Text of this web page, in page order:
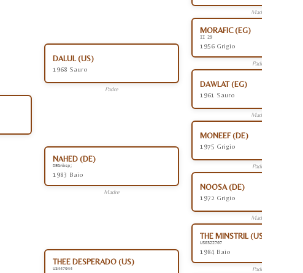
Madre
DALUL (US)
1968 Sauro
Padre
MORAFIC (EG)
II 29
1956 Grigio
Padre
DAWLAT (EG)
1961 Sauro
Madre
NAHED (DE)
DE&nbsp;
1983 Baio
Madre
MONEEF (DE)
1975 Grigio
Padre
NOOSA (DE)
1972 Grigio
Madre
THEE DESPERADO (US)
US447044
THE MINSTRIL (US)
US0322707
1984 Baio
Padre